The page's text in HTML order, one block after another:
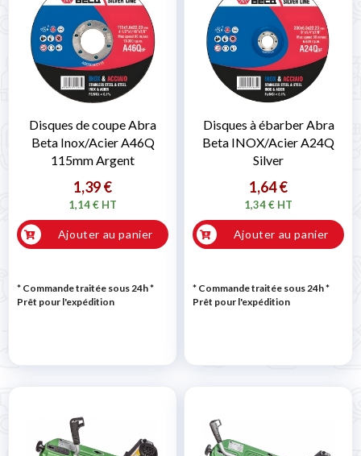
Disques de coupe Abra
Beta Inox/Acier A46Q
115mm Argent
1,39 €
1,14 € HT
Ajouter au panier
* Commande traitée sous 24h*
Prêt pour l'expédition
Disques à ébarber Abra
Beta INOX/Acier A24Q
Silver
1,64 €
1,34 € HT
Ajouter au panier
* Commande traitée sous 24h*
Prêt pour l'expédition